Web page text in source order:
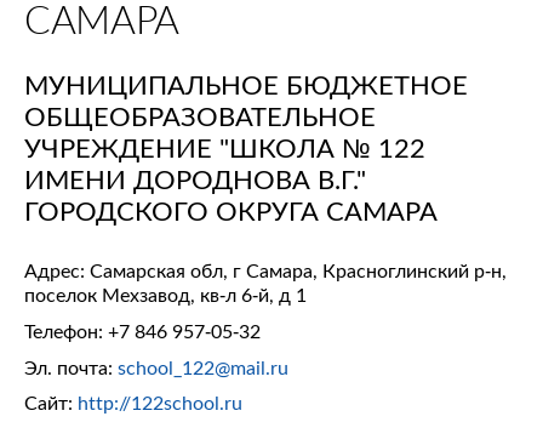
САМАРА
МУНИЦИПАЛЬНОЕ БЮДЖЕТНОЕ
ОБЩЕОБРАЗОВАТЕЛЬНОЕ
УЧРЕЖДЕНИЕ "ШКОЛА № 122
ИМЕНИ ДОРОДНОВА В.Г."
ГОРОДСКОГО ОКРУГА САМАРА
Адрес: Самарская обл, г Самара, Красноглинский р-н,
поселок Мехзавод, кв-л 6-й, д 1
Телефон: +7 846 957-05-32
Эл. почта: school_122@mail.ru
Сайт: http://122school.ru